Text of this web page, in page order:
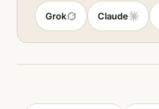
Claude
Grok